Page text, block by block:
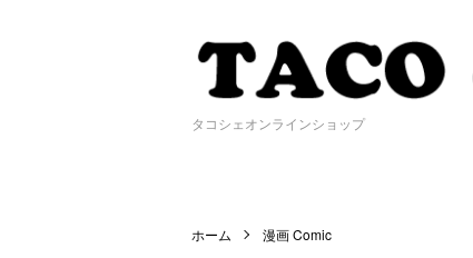
タコシェオンラインショップ
ホーム 漫画 Comic